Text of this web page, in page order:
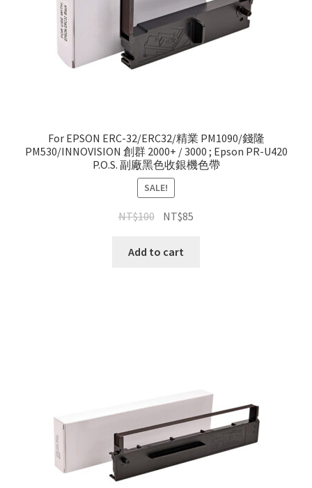
For EPSON ERC-32/ERC32/精業 PM1090/錢隆
PM530/INNOVISION 創群 2000+ / 3000 ; Epson PR-U420
P.O.S. 副廠黑色收銀機色帶
SALE!
NT$100 NT$85
Add to cart